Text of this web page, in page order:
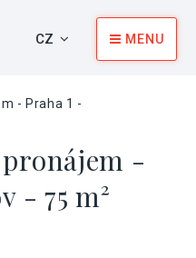
CZ MENU
- Praha 1 -
-
- 75 m²